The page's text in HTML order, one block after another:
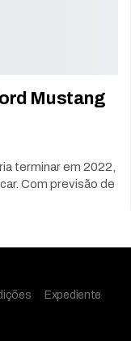
Mustang
terminar em 2022,
Com previsão de
Expediente